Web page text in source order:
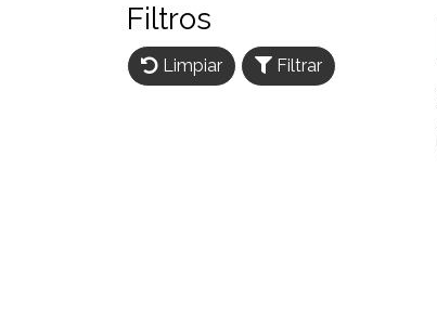
Filtros
Limpiar Filtrar